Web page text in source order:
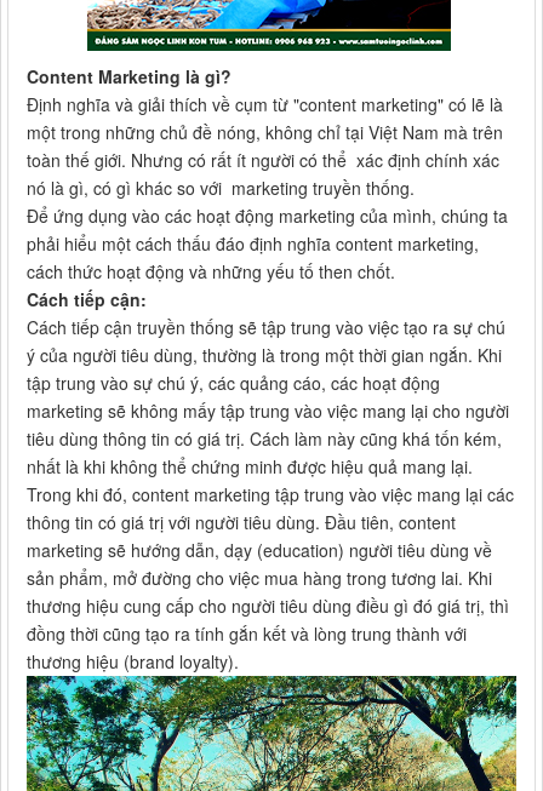
Content Marketing là gì?
Định nghĩa và giải thích về cụm từ "content marketing" có lẽ là
một trong những chủ đề nóng, không chỉ tại Việt Nam mà trên
toàn thế giới. Nhưng có rất ít người có thể xác định chính xác
nó là gì, có gì khác so với marketing truyền thống.
Để ứng dụng vào các hoạt động marketing của mình, chúng ta
phải hiểu một cách thấu đáo định nghĩa content marketing,
cách thức hoạt động và những yếu tố then chốt.
Cách tiếp cận:
Cách tiếp cận truyền thống sẽ tập trung vào việc tạo ra sự chú
ý của người tiêu dùng, thường là trong một thời gian ngắn. Khi
tập trung vào sự chú ý, các quảng cáo, các hoạt động
marketing sẽ không mấy tập trung vào việc mang lại cho người
tiêu dùng thông tin có giá trị. Cách làm này cũng khá tốn kém,
nhất là khi không thể chứng minh được hiệu quả mang lại.
Trong khi đó, content marketing tập trung vào việc mang lại các
thông tin có giá trị với người tiêu dùng. Đầu tiên, content
marketing sẽ hướng dẫn, dạy (education) người tiêu dùng về
sản phẩm, mở đường cho việc mua hàng trong tương lai. Khi
thương hiệu cung cấp cho người tiêu dùng điều gì đó giá trị, thì
đồng thời cũng tạo ra tính gắn kết và lòng trung thành với
thương hiệu (brand loyalty).